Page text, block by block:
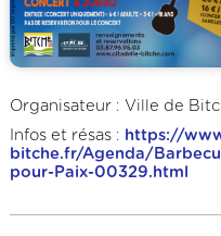
Organisateur : Ville de
Infos et résas : https://
bitche.fr/Agenda/
pour-Paix-00329.html